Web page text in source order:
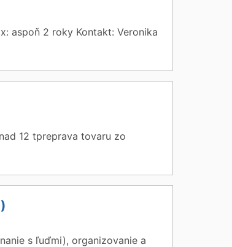
aspoň 2 roky Kontakt: Veronika
12 tpreprava tovaru zo
s ľuďmi), organizovanie a